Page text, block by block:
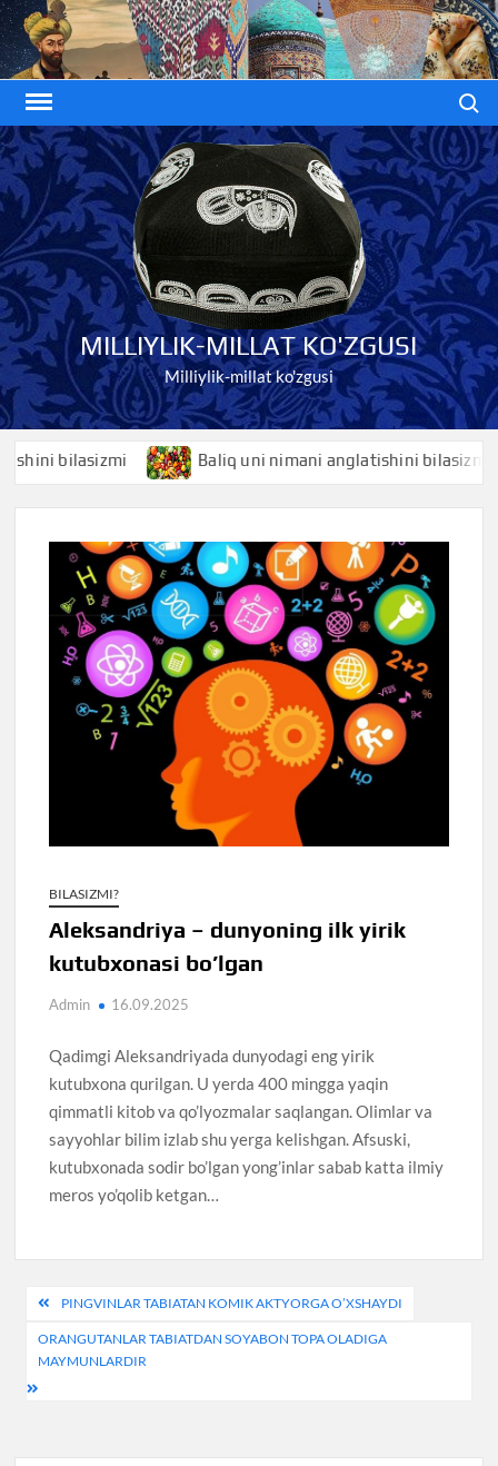
Skip
to
content
MILLIYLIK-MILLAT KO'ZGUSI
Milliylik-millat ko'zgusi
bilasizmi Baliq uni nimani anglatishini bilasizmi
BILASIZMI?
Aleksandriya – dunyoning ilk yirik
kutubxonasi bo’lgan
Admin 16.09.2025
Qadimgi Aleksandriyada dunyodagi eng yirik
kutubxona qurilgan. U yerda 400 mingga yaqin
qimmatli kitob va qo’lyozmalar saqlangan. Olimlar va
sayyohlar bilim izlab shu yerga kelishgan. Afsuski,
kutubxonada sodir bo’lgan yong’inlar sabab katta ilmiy
meros yo’qolib ketgan…
Post
menyusi
PINGVINLAR TABIATAN KOMIK AKTYORGA O’XSHAYDI
ORANGUTANLAR TABIATDAN SOYABON TOPA OLADIGA
MAYMUNLARDIR